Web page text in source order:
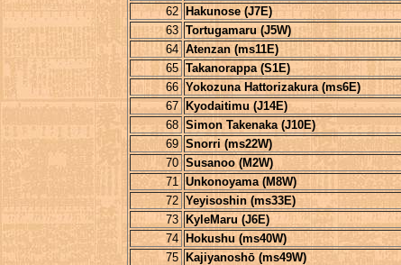
62
Hakunose (J7E)
63 Tortugamaru (J5W)
64 Atenzan (ms11E)
65 Takanorappa (S1E)
66 Yokozuna Hattorizakura (ms6E)
67
Kyodaitimu (J14E)
68 Simon Takenaka (J10E)
69 Snorri (ms22W)
70 Susanoo (M2W)
71 Unkonoyama (M8W)
72 Yeyisoshin (ms33E)
73
KyleMaru (J6E)
74
Hokushu (ms40W)
75
Kajiyanoshō (ms49W)